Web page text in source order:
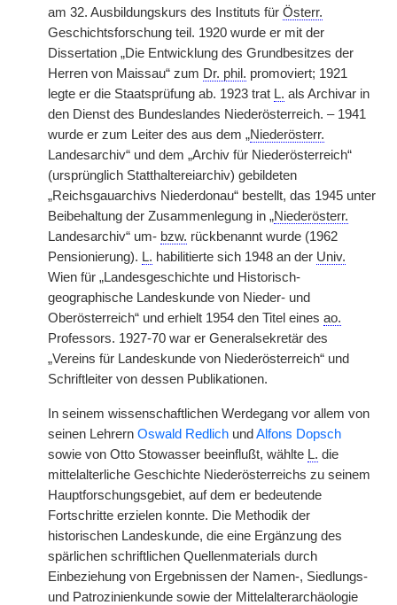
am 32. Ausbildungskurs des Instituts für Österr.
Geschichtsforschung teil. 1920 wurde er mit der
Dissertation „Die Entwicklung des Grundbesitzes der
Herren von Maissau“ zum Dr. phil. promoviert; 1921
legte er die Staatsprüfung ab. 1923 trat L. als Archivar in
den Dienst des Bundeslandes Niederösterreich. – 1941
wurde er zum Leiter des aus dem „Niederösterr.
Landesarchiv“ und dem „Archiv für Niederösterreich“
(ursprünglich Statthaltereiarchiv) gebildeten
„Reichsgauarchivs Niederdonau“ bestellt, das 1945 unter
Beibehaltung der Zusammenlegung in „Niederösterr.
Landesarchiv“ um- bzw. rückbenannt wurde (1962
Pensionierung). L. habilitierte sich 1948 an der Univ.
Wien für „Landesgeschichte und Historisch-
geographische Landeskunde von Nieder- und
Oberösterreich“ und erhielt 1954 den Titel eines ao.
Professors. 1927-70 war er Generalsekretär des
„Vereins für Landeskunde von Niederösterreich“ und
Schriftleiter von dessen Publikationen.
In seinem wissenschaftlichen Werdegang vor allem von
seinen Lehrern Oswald Redlich und Alfons Dopsch
sowie von Otto Stowasser beeinflußt, wählte L. die
mittelalterliche Geschichte Niederösterreichs zu seinem
Hauptforschungsgebiet, auf dem er bedeutende
Fortschritte erzielen konnte. Die Methodik der
historischen Landeskunde, die eine Ergänzung des
spärlichen schriftlichen Quellenmaterials durch
Einbeziehung von Ergebnissen der Namen-, Siedlungs-
und Patrozinienkunde sowie der Mittelalterarchäologie